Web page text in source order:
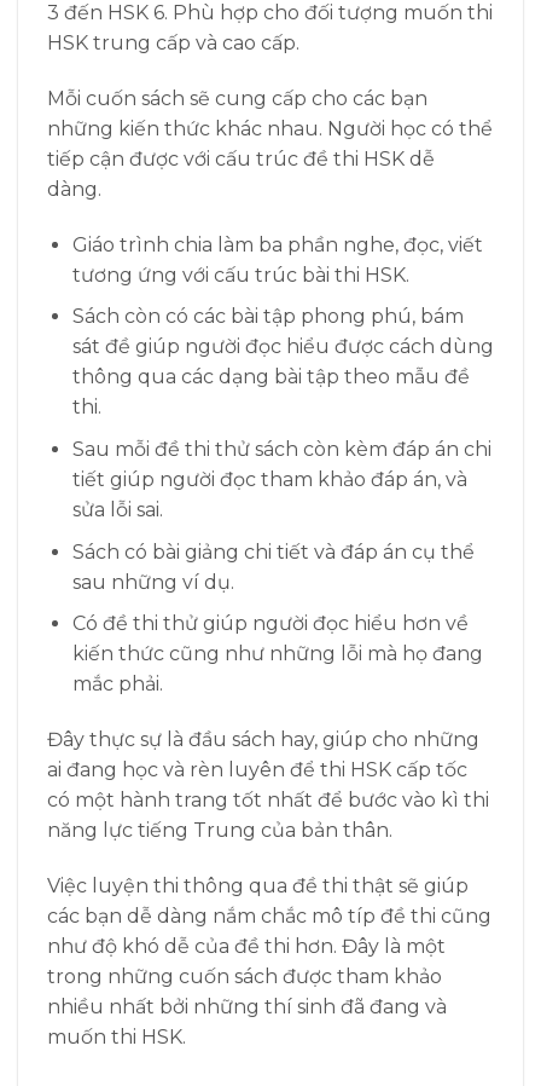
3 đến HSK 6. Phù hợp cho đối tượng muốn thi
HSK trung cấp và cao cấp.
Mỗi cuốn sách sẽ cung cấp cho các bạn
những kiến thức khác nhau. Người học có thể
tiếp cận được với cấu trúc đề thi HSK dễ
dàng.
Giáo trình chia làm ba phần nghe, đọc, viết
tương ứng với cấu trúc bài thi HSK.
Sách còn có các bài tập phong phú, bám
sát đề giúp người đọc hiểu được cách dùng
thông qua các dạng bài tập theo mẫu đề
thi.
Sau mỗi đề thi thử sách còn kèm đáp án chi
tiết giúp người đọc tham khảo đáp án, và
sửa lỗi sai.
Sách có bài giảng chi tiết và đáp án cụ thể
sau những ví dụ.
Có đề thi thử giúp người đọc hiểu hơn về
kiến thức cũng như những lỗi mà họ đang
mắc phải.
Đây thực sự là đầu sách hay, giúp cho những
ai đang học và rèn luyên để thi HSK cấp tốc
có một hành trang tốt nhất để bước vào kì thi
năng lực tiếng Trung của bản thân.
Việc luyện thi thông qua đề thi thật sẽ giúp
các bạn dễ dàng nắm chắc mô típ đề thi cũng
như độ khó dễ của đề thi hơn. Đây là một
trong những cuốn sách được tham khảo
nhiều nhất bởi những thí sinh đã đang và
muốn thi HSK.